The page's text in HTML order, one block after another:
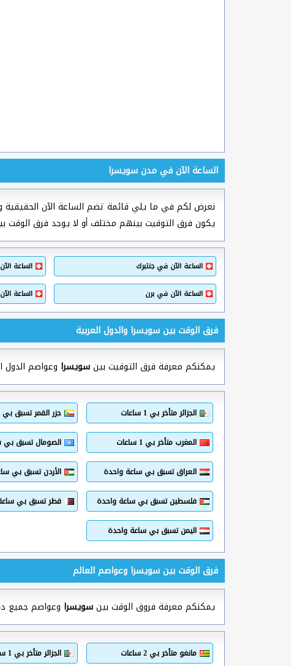
الساعة الآن في مدن سويسرا
نعرض لكم في ما يلي قائمة تضم الساعة الآن الحقيقية
يكون فرق التوقيت بينهم مختلف أو لا يوجد فرق
الساعة الآن في جنتبرك الساعة
الساعة الآن في برن الساعة
فرق الوقت بين سويسرا والدول العربية
يمكنكم معرفة فرق التوقيت بينسويسرا وعواصم الدول
الجزائر متأخر بي 1 ساعات جزر القمر تسبق
المغرب متأخر بي 1 ساعات الصومال تسبق بي
العراق تسبق بي ساعة واحدة الأردن تسبق بي
فلسطين تسبق بي ساعة واحدة قطر تسبق بي
اليمن تسبق بي ساعة واحدة
فرق الوقت بين سويسرا وعواصم العالم
يمكنكم معرفة فروق الوقت بينسويسرا وعواصم جميع
مانغو متأخر بي 2 ساعات الجزائر متأخر بي 1 ساعات